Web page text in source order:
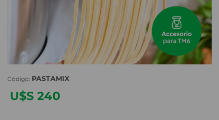
Código: PASTAMIX
U$S 240